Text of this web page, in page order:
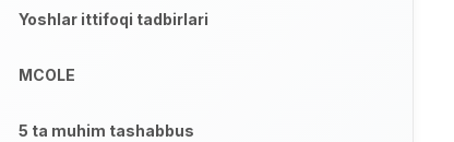
Yoshlar ittifoqi tadbirlari
MCOLE
5 ta muhim tashabbus